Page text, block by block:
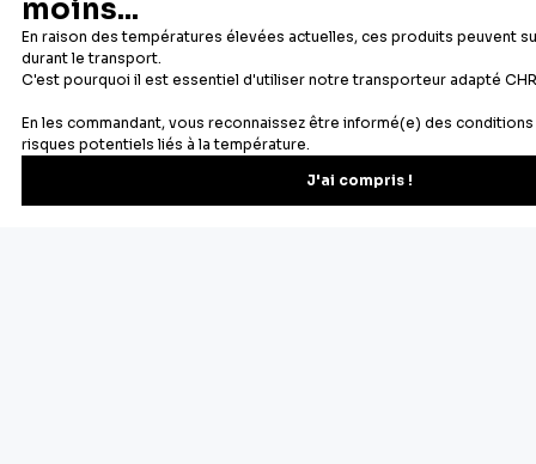
Newsletter
Recevez les recettes, astuces et offres spéciales.
Vous pourrez vous désinscrire depuis votre espace client.